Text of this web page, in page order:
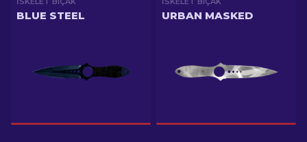
BLUE STEEL URBAN MASKED